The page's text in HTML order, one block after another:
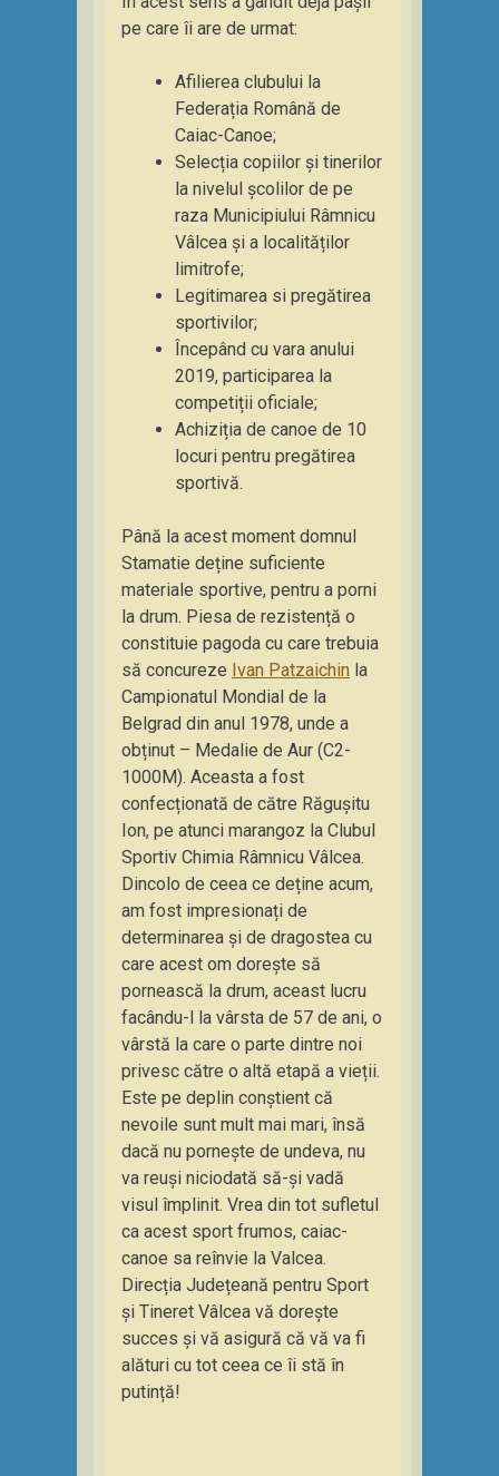
pe care îi are de urmat:
Afilierea clubului la
Federația Română de
Caiac-Canoe;
Selecția copiilor și tinerilor
la nivelul școlilor de pe
raza Municipiului Râmnicu
Vâlcea și a localităților
limitrofe;
Legitimarea si pregătirea
sportivilor;
Începând cu vara anului
2019, participarea la
competiții oficiale;
Achiziția de canoe de 10
locuri pentru pregătirea
sportivă.
Până la acest moment domnul
Stamatie deține suficiente
materiale sportive, pentru a porni
la drum. Piesa de rezistență o
constituie pagoda cu care trebuia
să concureze Ivan Patzaichin la
Campionatul Mondial de la
Belgrad din anul 1978, unde a
obținut – Medalie de Aur (C2-
1000M). Aceasta a fost
confecționată de către Răgușitu
Ion, pe atunci marangoz la Clubul
Sportiv Chimia Râmnicu Vâlcea.
Dincolo de ceea ce deține acum,
am fost impresionați de
determinarea și de dragostea cu
care acest om dorește să
pornească la drum, aceast lucru
facându-l la vârsta de 57 de ani, o
vârstă la care o parte dintre noi
privesc către o altă etapă a vieții.
Este pe deplin conștient că
nevoile sunt mult mai mari, însă
dacă nu pornește de undeva, nu
va reuși niciodată să-și vadă
visul împlinit. Vrea din tot sufletul
ca acest sport frumos, caiac-
canoe sa reînvie la Valcea.
Direcția Județeană pentru Sport
și Tineret Vâlcea vă dorește
succes și vă asigură că vă va fi
alături cu tot ceea ce îi stă în
putință!